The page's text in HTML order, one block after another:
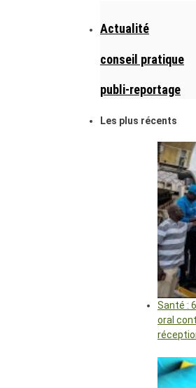
Actualité
conseil pratique
publi-reportage
Les plus récents
Santé :
oral